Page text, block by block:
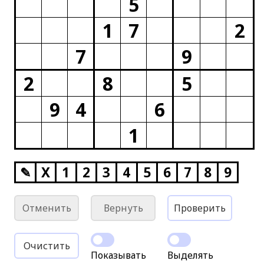
1
7
2
7
9
2
8
5
9
4
6
1
✎ X 1 2 3 4 5 6 7 8 9
Отменить Вернуть Проверить
Очистить
Показывать
Выделять